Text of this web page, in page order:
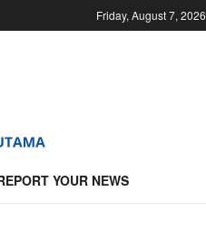
Friday, August 7, 2026
YOUR NEWS